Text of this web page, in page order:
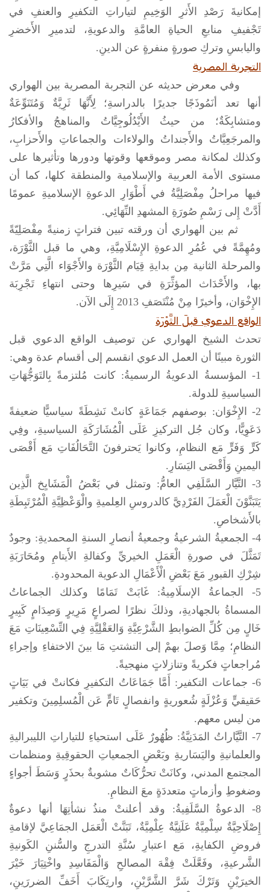
إمكانيةَ رَصْدِ الأَثرِ الوَخِيمِ لتياراتِ التكفيرِ والعنفِ في
تَجْفيفِ منابعِ الحياةِ العامَّةِ والدعويةِ، لتدميرِ الأَخضرِ
واليابسِ وتركِ صورةٍ منفرةٍ عن الدينِ.
التجربة المصرية
وفي معرض حديثه عن التجربة المصرية بين الهواري
أنها تعد أنَمُوذَجًا جديرًا بالدراسةِ؛ لِأَنَّهَا ثَرِيَّةٌ وَمُتَنَوِّعَةٌ
ومتشابِكَةٌ؛ من حيثُ الأَيْدُلُوجِيَّاتُ والمناهجُ والأفكارُ
والمرجَعِيَّاتُ والأَجنداتُ والولاءات والجماعاتِ والأَحزابِ،
وكذلك لمكانة مصر وموقعها وقوتها ودورها وتأثيرها على
مستوى الأمة العربية والإسلامية والمنطقة كلها، كما أن
فيها مراحلُ مِفْصَلِيَّةُ في أَطْوَارِ الدعوةِ الإسلاميةِ عمومًا
أَدَّتْ إِلى رَسْمِ صُورَةِ المشهدِ النِّهَائِي.
ثم بين الهواري أن ورقته تبين فتراتٍ زمنيةً مِفْصَلِيّةً
ومُهِمَّةً في عُمُرِ الدعوةِ الإِسْلَامِيَّةِ، وهي ما قبل الثَّوْرَة،
والمرحلة الثانية مِن بدايةِ قِيَام الثَّوْرَة والأَجْوَاء الَّتِي مَرَّتْ
بها، والأَحْدَاث المؤثِّرَةِ في سَيرِها وحتى انتهاءِ تَجْرِبَة
الإِخْوَان، وأخيرًا مِنْ مُنْتَصَفِ 2013 إِلَى الآن.
الواقع الدعوي قبلَ الثَّوْرَة
تحدث الشيخ الهواري عن توصيف الواقع الدعوي قبل
الثورة مبينًا أن العمل الدعوي انقسم إلى أقسام عدة وهي:
1- المؤسسةُ الدعويةُ الرسميةُ: كانت مُلتزمةً بِالتَوَجُّهَاتِ
السياسيةِ للدولة.
2- الإِخْوَان: بوصفهم جَمَاعَةٍ كانتْ نَشِطَةً سياسيًّا ضعيفةً
دَعَوِيًّا، وكان جُل التركيزِ عَلَى الْمُشَارَكَةِ السياسيةِ، وفِي
كَرٍّ وَفَرٍّ مَع النظامِ، وكانوا يَحترفونَ التَّحَالُفَاتِ مَع أَقْصَى
اليمينِ وَأَقْصَى اليَسَارِ.
3- التَّيَّار السَّلَفِي العامُّ: وتمثل في بَعْضُ الْمَشَايِخ الَّذِين
يَتَبَنَّوْنَ الْعَمَلَ الفَرْدِيَّ كالدروسِ العِلميةِ والْوَعْظِيَّةِ الْمُرْتَبِطَةِ
بالأَشخاصِ.
4- الجمعيةُ الشرعيةُ وجمعيةُ أنصارِ السنةِ المحمديةِ: وجودٌ
تَمَثَّلَ في صورةِ الْعَمَلِ الخيريِّ وكفالةِ الأَيتامِ ومُحَارَبَةِ
شِرْكِ القبورِ مَعَ بَعْضِ الْأَعْمَالِ الدعوية المحدودةِ.
5- الجماعةُ الإسلَامِيةُ: غَابَتْ تَمَامًا وكذلك الجماعاتُ
المسماةُ بالجهاديةِ، وذلكَ نظرًا لصراعٍ مَرِيرٍ وَصِدَامٍ كَبِيرٍ
خَالٍ مِن كُلِّ الضوابطِ الشَّرْعِيَّةِ وَالعَقْلِيَّةِ فِي التِّسْعِينَاتِ مَعَ
النظامِ؛ مِمَّا وَصلَ بهمْ إلى التشتتِ مَا بينَ الاختفاءِ وإجراءِ
مُراجعاتٍ فكريةً وتنازلاتٍ منهجيةً.
6- جماعات التكفير: أَمَّا جَمَاعَاتُ التكفيرِ فكانتْ في بَيَاتٍ
حَقيقيٍّ وَعُزْلَةٍ شُعوريةٍ وانفصالٍ تَامٍّ عَن الْمُسلِمِينَ وتكفير
من ليس معهم.
7- التَّيَّاراتُ المَدَنِيَّةُ: ظُهُورٌ عَلَى استحياءِ للتياراتِ الليبراليةِ
والعلمانيةِ واليَسَاريةِ وبَعْضِ الجمعياتِ الحقوقِيةِ ومنظمات
المجتمع المدني، وكانَتْ تحرُّكَاتٌ مشوبةٌ بحذَرٍ وَسَطَ أجواءٍ
وضغوطِ وأزماتٍ متعددَةٍ معَ النظامِ.
8- الدعوةُ السَّلَفِيةُ: وقد أعلنتْ منذُ نشأتِهَا أنها دعوةٌ
إِصْلَاحِيَّةٌ سِلْمِيَّةٌ عَلَنِيَّةٌ عِلْمِيَّةٌ، تَبَنَّتْ الْعَمَل الجمَاعِيَّ لإقامةِ
فروضِ الكفايةِ، مَع اعتبارِ سُنَّةِ التدرجِ والسُّننِ الكَونيةِ
الشَّرعيةِ، وفَعَّلَتْ فِقْهَ المصالحِ وَالْمَفَاسِدِ واخْتِيَارَ خَيْرَ
الخيرَيْنِ وَتَرْكَ شَرَّ الشَّرَّيْنِ، وارتِكَابَ أَخَفِّ الضررَينِ،